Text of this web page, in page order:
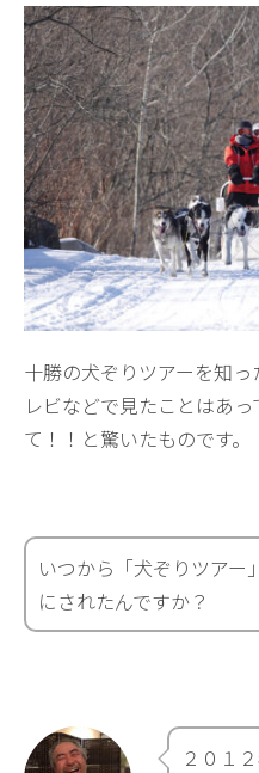
十勝の犬ぞりツアーを知
レビなどで見たことはあ
て！！と驚いたものです。
いつから「犬ぞりツアー
にされたんですか？
２０１